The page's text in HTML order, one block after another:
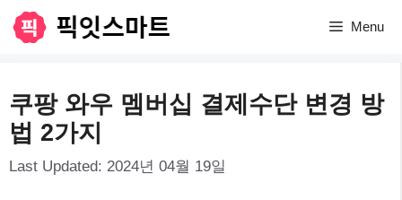
로
건
너
Menu
쿠팡 와우 멤버십 결제수단 변경 방
법 2가지
Last Updated: 2024년 04월 19일